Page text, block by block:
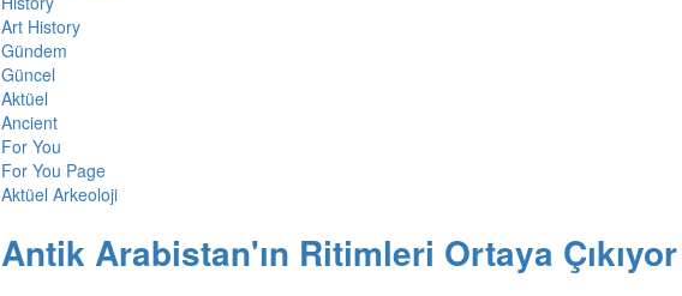
Art History
Gündem
Güncel
Aktüel
Ancient
For You
For You Page
Aktüel Arkeoloji
Antik Arabistan'ın Ritimleri Ortaya Çıkıyor